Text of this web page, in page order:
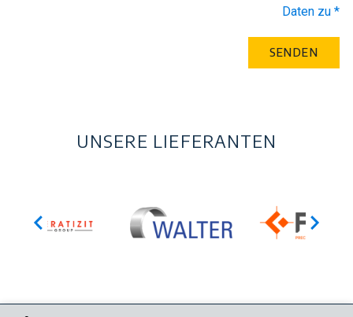
Daten zu *
UNSERE LIEFERANTEN